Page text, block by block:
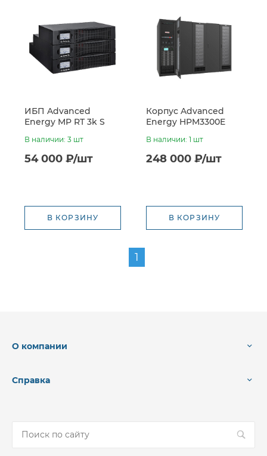
ИБП Advanced
Energy MP RT 3k S
батареи 6*7Ач)
В наличии: 3 шт
54 000 ₽/шт
В КОРЗИНУ
Корпус Advanced
Energy HPM3300E
В наличии: 1 шт
248 000 ₽/шт
В КОРЗИНУ
1
О компании
Справка